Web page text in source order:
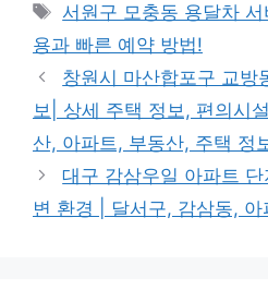
Tags
서원구 모충동 용달차
용과 빠른 예약 방법!
창원시 마산합포구 교방
보| 상세 주택 정보, 편의시
산, 아파트, 부동산, 주택 정
대구 감삼우일 아파트
변 환경 | 달서구, 감삼동,